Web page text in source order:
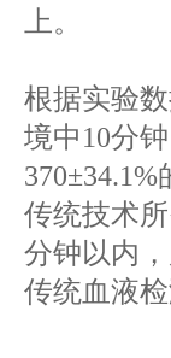
上。
根据实验
境中10分
传统技术
分钟以内
传统血液